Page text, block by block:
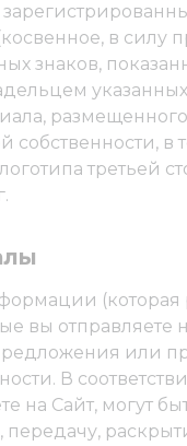
в
знаков,
собственности,
третьей
(которая
вы отправляете
или
В
на Сайт, могут